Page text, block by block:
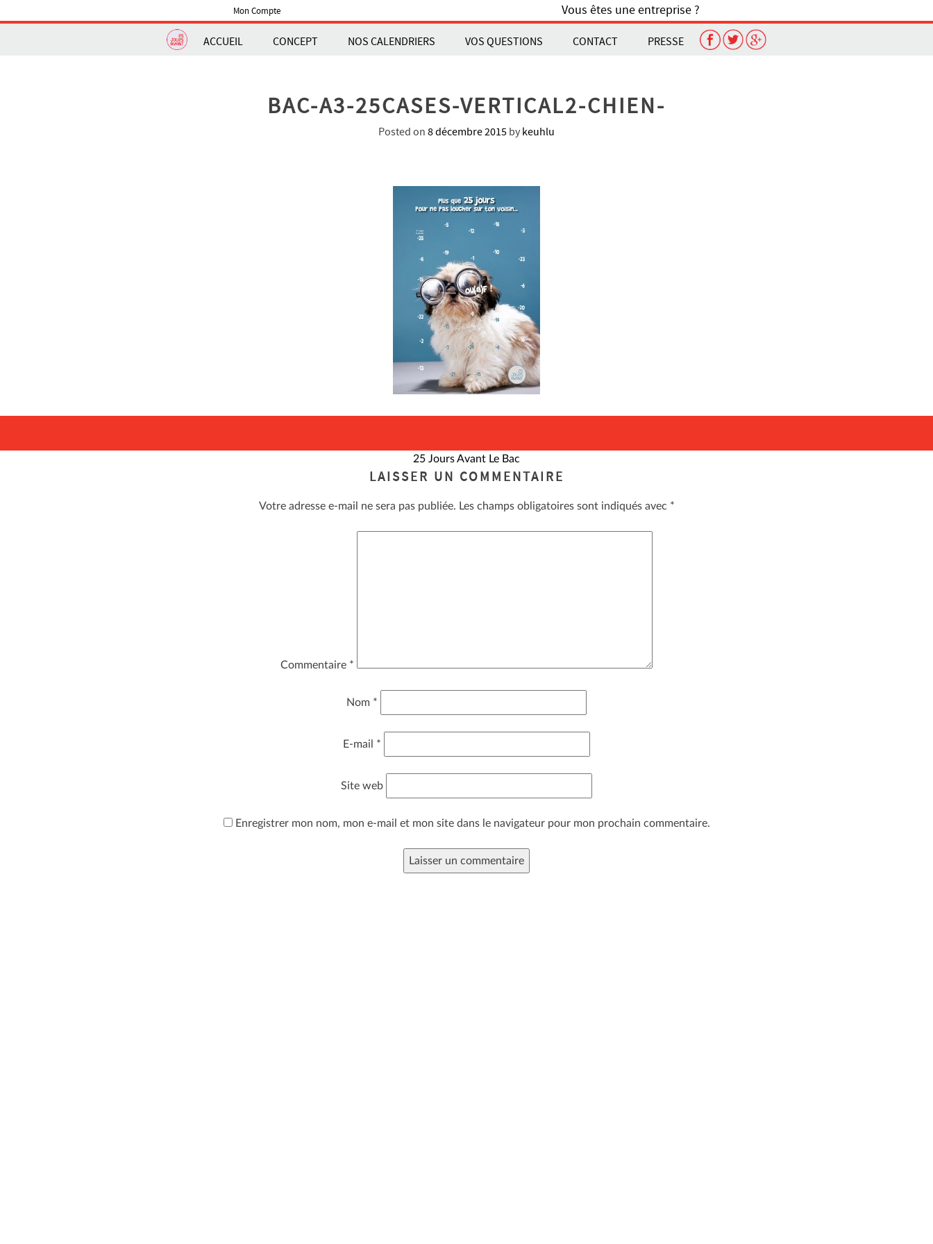
Mon Compte Vous êtes une entreprise ?
ACCUEIL CONCEPT NOS CALENDRIERS VOS QUESTIONS CONTACT PRESSE
BAC-A3-25CASES-VERTICAL2-CHIEN-
Posted on 8 décembre 2015 by keuhlu
25 Jours Avant Le Bac
LAISSER UN COMMENTAIRE
Votre adresse e-mail ne sera pas publiée. Les champs obligatoires sont indiqués avec *
Commentaire *
Nom *
E-mail *
Site web
Enregistrer mon nom, mon e-mail et mon site dans le navigateur pour mon prochain commentaire.